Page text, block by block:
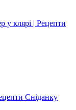
у клярі | Рецепти
Сніданку